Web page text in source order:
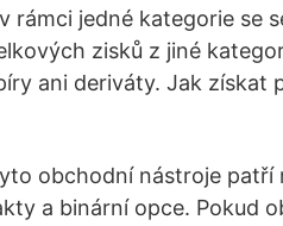
rámci jedné kategorie se
zisků z jiné
ani deriváty. Jak získat
obchodní nástroje patří
a binární opce. Pokud